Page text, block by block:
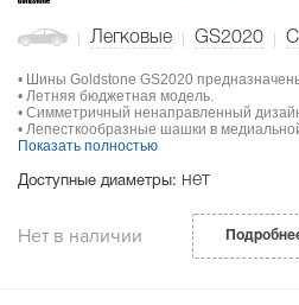
Легковые GS2020
• Шины Goldstone GS2020
• Летняя бюджетная модель.
• Симметричный ненаправленный
• Лепесткообразные шашки в
Показать полностью
Доступные диаметры: нет
Нет в наличии